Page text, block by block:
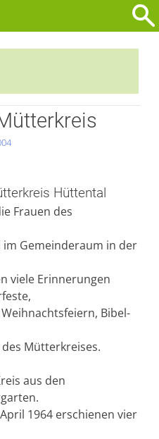
Hüttental
Frauen des
Gemeinderaum in der
viele Erinnerungen
Bibel-
Mütterkreises.
aus den
1964 erschienen vier